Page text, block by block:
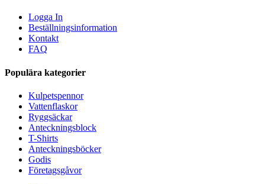
Logga In
Beställningsinformation
Kontakt
FAQ
Populära kategorier
Kulpetspennor
Vattenflaskor
Ryggsäckar
Anteckningsblock
T-Shirts
Anteckningsböcker
Godis
Företagsgåvor